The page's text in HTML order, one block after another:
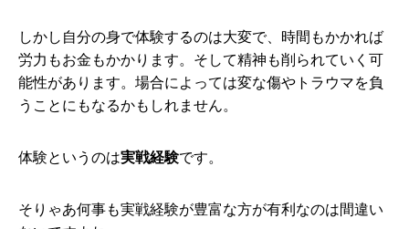
しかし自分の身で体験するのは大変で、時間もかかれば
労力もお金もかかります。そして精神も削られていく可
能性があります。場合によっては変な傷やトラウマを負
うことにもなるかもしれません。
体験というのは実戦経験です。
そりゃあ何事も実戦経験が豊富な方が有利なのは間違い